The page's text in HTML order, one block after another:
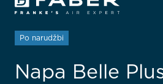
Po narudžbi
Napa Belle